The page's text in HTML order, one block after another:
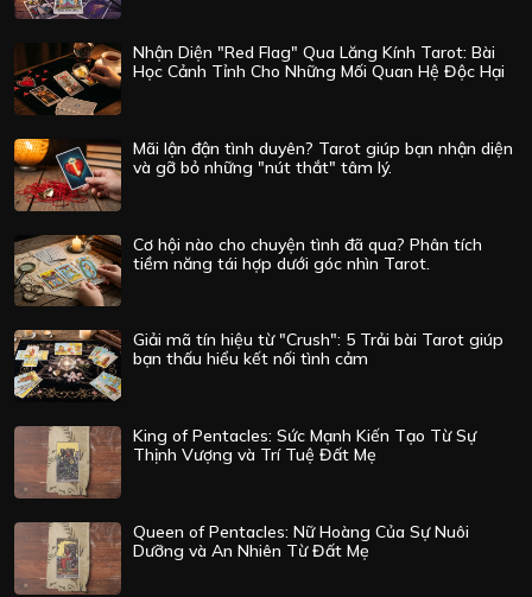
Nhận Diện "Red Flag" Qua Lăng Kính Tarot: Bài
Học Cảnh Tỉnh Cho Những Mối Quan Hệ Độc Hại
Mãi lận đận tình duyên? Tarot giúp bạn nhận diện
và gỡ bỏ những "nút thắt" tâm lý.
Cơ hội nào cho chuyện tình đã qua? Phân tích
tiềm năng tái hợp dưới góc nhìn Tarot.
Giải mã tín hiệu từ "Crush": 5 Trải bài Tarot giúp
bạn thấu hiểu kết nối tình cảm
King of Pentacles: Sức Mạnh Kiến Tạo Từ Sự
Thịnh Vượng và Trí Tuệ Đất Mẹ
Queen of Pentacles: Nữ Hoàng Của Sự Nuôi
Dưỡng và An Nhiên Từ Đất Mẹ